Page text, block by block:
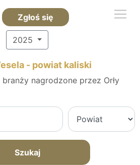
Zgłoś się
2025
- powiat kaliski
nagrodzone przez Orły
Szukaj